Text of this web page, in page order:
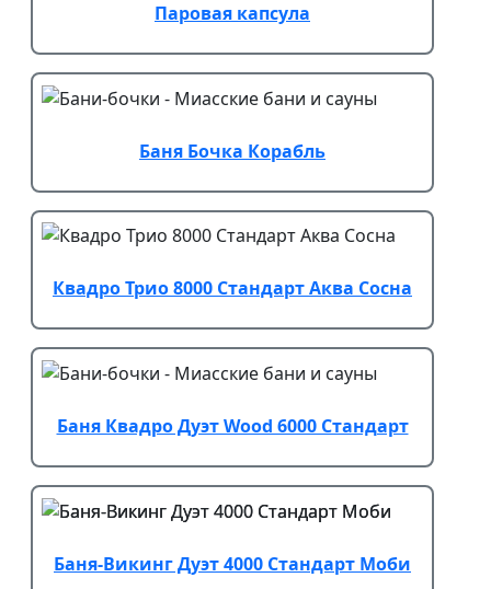
Паровая капсула
Баня Бочка Корабль
Квадро Трио 8000 Стандарт Аква Сосна
Баня Квадро Дуэт Wood 6000 Стандарт
Баня-Викинг Дуэт 4000 Стандарт Моби